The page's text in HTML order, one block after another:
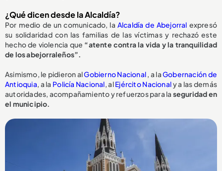
¿Qué dicen desde la Alcaldía?
Por medio de un comunicado, la Alcaldía de Abejorral expresó
su solidaridad con las familias de las víctimas y rechazó este
hecho de violencia que “atente contra la vida y la tranquilidad
de los abejorraleños”.
Asimismo, le pidieron alGobierno Nacional, a laGobernación de
Antioquia, a la Policía Nacional, alEjército Nacionaly a las demás
autoridades, acompañamiento y refuerzos para la seguridad en
el municipio.